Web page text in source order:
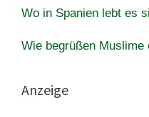
Wo in Spanien lebt es
Wie begrüßen Muslime
Anzeige